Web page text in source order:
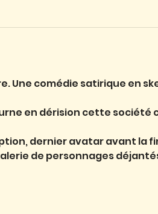
Une comédie satirique en
en dérision cette société
dernier avatar avant la
de personnages